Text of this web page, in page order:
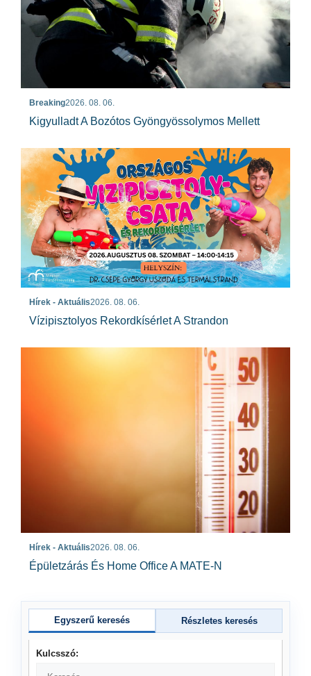
Breaking2026. 08. 06.
Kigyulladt A Bozótos Gyöngyössolymos Mellett
Hírek - Aktuális2026. 08. 06.
Vízipisztolyos Rekordkísérlet A Strandon
Hírek - Aktuális2026. 08. 06.
Épületzárás És Home Office A MATE-N
Egyszerű keresés Részletes keresés
Kulcsszó: